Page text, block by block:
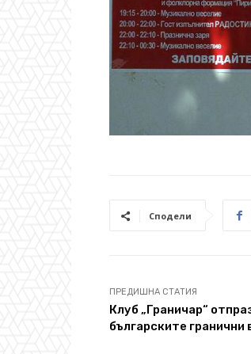
Сподели
ПРЕДИШНА СТАТИЯ
Клуб „Граничар“
българските гранични